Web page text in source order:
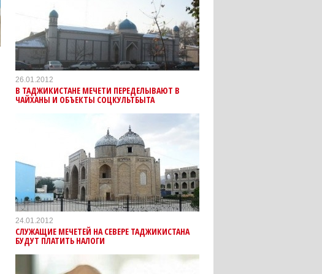
26.01.2012
В ТАДЖИКИСТАНЕ МЕЧЕТИ ПЕРЕДЕЛЫВАЮТ В
ЧАЙХАНЫ И ОБЪЕКТЫ СОЦКУЛЬТБЫТА
24.01.2012
СЛУЖАЩИЕ МЕЧЕТЕЙ НА СЕВЕРЕ ТАДЖИКИСТАНА
БУДУТ ПЛАТИТЬ НАЛОГИ